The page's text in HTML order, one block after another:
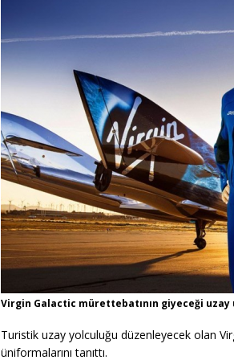
Virgin Galactic mürettebatının giyeceği
Turistik uzay yolculuğu düzenleyecek olan
üniformalarını tanıttı.